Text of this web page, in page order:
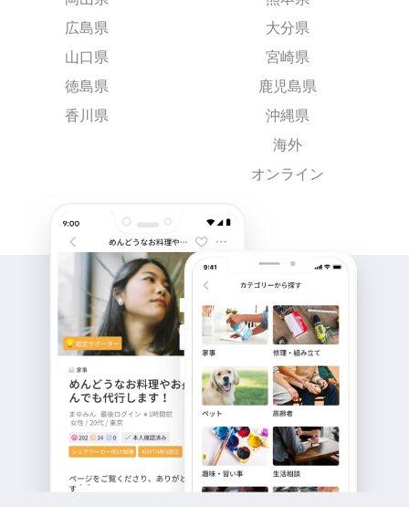
広島県
山口県
徳島県
香川県
大分県
宮崎県
鹿児島県
沖縄県
海外
オンライン